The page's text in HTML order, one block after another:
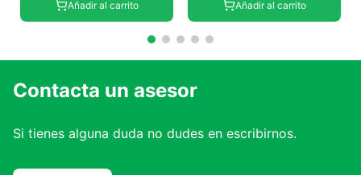
Añadir al carrito Añadir al carrito
Contacta un asesor
Si tienes alguna duda no dudes en escribirnos.